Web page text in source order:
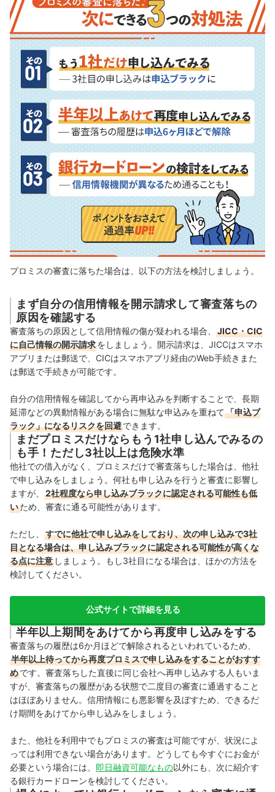
プロミスの審査に落ちた場合は、以下の方法を検討しましょう。
まず自分の信用情報を開示請求して審査落ちの
原因を確認する
審査落ちの原因として信用情報の傷が疑われる場合、
JICC・CIC
に自己情報の開示請求をしましょう。開示請求は、JICCはスマホ
アプリまたは郵送で、CICはスマホアプリ経由のWeb手続きまた
は郵送で手続きが可能です。
自分の信用情報を確認してから再申込みを判断することで、長期
延滞などの異動情報がある場合に無駄な申込みを重ねて「申込ブ
ラック」になるリスクを回避できます。
まだプロミスだけならもう1社申し込んでみるの
も手！ただし3社以上は危険水準
他社での借入がなく、 プロミスだけで審査落ちした場合は、他社
で申し込みをしましょう。何社も申し込みを行うと審査に影響し
ますが、
2社程度なら申し込みブラックに認定される可能性も低
いため、審査に通る可能性があります。
ただし、
すでに他社で申し込みをしており、次の申し込みで3社
目となる場合は、申し込みブラックに認定される可能性が高くな
る点に注意 しましょう。もし3社目になる場合は、ほかの方法を
検討してください。
公式サイトで詳細を見る
半年以上期間をあけてから再度申し込みをする
審査落ちの履歴は6か月ほどで解除されるといわれているため、
半年以上待ってから再度プロミスで申し込みをすることがおすす
めです。 審査落ちした直後に同じ会社へ再申し込みする人もいま
すが、 審査落ちの履歴がある状態で二度目の審査に通過すること
はほぼありません。信用情報にも悪影響を及ぼすため、できるだ
け期間をあけてから申し込みをしましょう。
また、他社を利用中でもプロミスの審査は可能ですが 、状況によ
っては利用できない場合があります。
どうしても今すぐにお金が
必要という場合には、 即日融資可能なもの以外にも、次に紹介す
る銀行カードローンを検討してください。